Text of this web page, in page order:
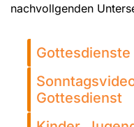
nachvollgenden
Gottesdienste
Gottesdienst